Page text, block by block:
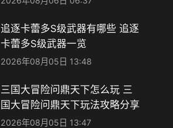
追逐卡蕾多S级武器有哪些 追逐
卡蕾多S级武器一览
2026年08月05日 13:48
三国大冒险问鼎天下怎么玩 三
国大冒险问鼎天下玩法攻略分享
2026年08月05日 13:47